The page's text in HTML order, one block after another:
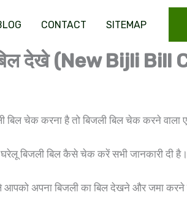
CONTACT SITEMAP
बिल देखे (New Bijli
चेक करना है तो बिजली बिल चेक करने वाला
बिजली बिल कैसे चेक करें सभी जानकारी दी है।
अपना बिजली का बिल देखने और जमा करने के